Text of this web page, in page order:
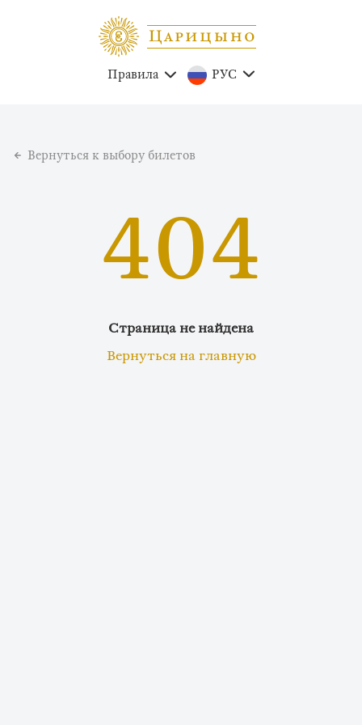
Правила РУС
Вернуться к выбору билетов
404
Страница не найдена
Вернуться на главную